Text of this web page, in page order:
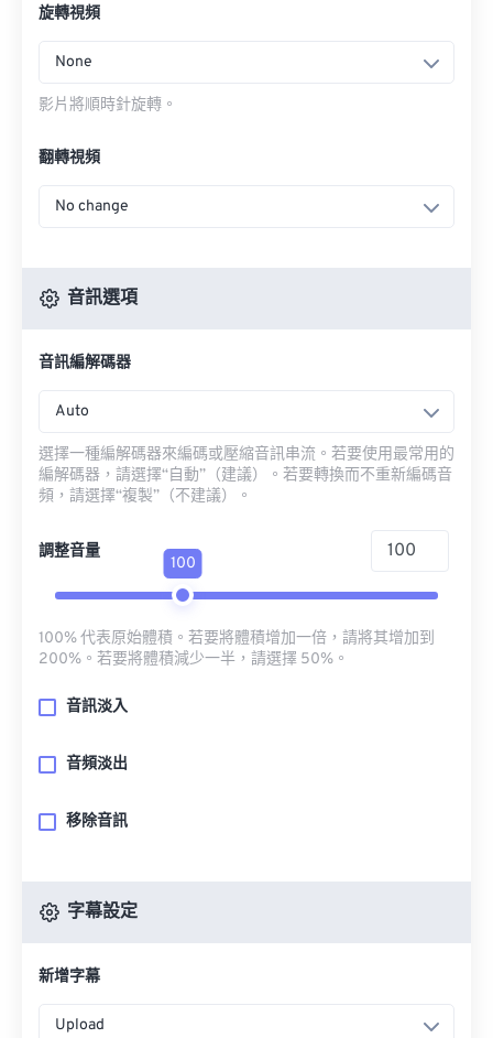
旋轉視頻
None
影片將順時針旋轉。
翻轉視頻
No change
音訊選項
音訊編解碼器
Auto
選擇一種編解碼器來編碼或壓縮音訊串流。若要使用最常用的
編解碼器，請選擇“自動”（建議）。若要轉換而不重新編碼音
頻，請選擇“複製”（不建議）。
調整音量
100
100% 代表原始體積。若要將體積增加一倍，請將其增加到
200%。若要將體積減少一半，請選擇 50%。
音訊淡入
音頻淡出
移除音訊
字幕設定
新增字幕
Upload